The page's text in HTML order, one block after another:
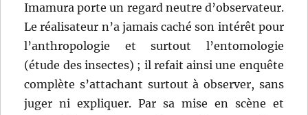
Imamura porte un regard neutre d’observateur.
Le réalisateur n’a jamais caché son intérêt pour
l’anthropologie et surtout l’entomologie
(étude des insectes) ; il refait ainsi une enquête
complète s’attachant surtout à observer, sans
juger ni expliquer. Par sa mise en scène et